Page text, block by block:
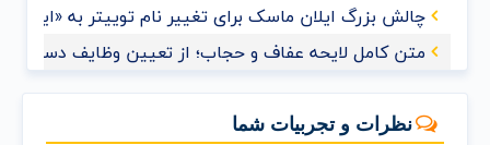
چالش بزرگ ایلان ماسک برای تغییر نام توییتر به «ایکس»
متن کامل لایحه عفاف و حجاب؛ از تعیین وظایف
نظرات و تجربیات شما